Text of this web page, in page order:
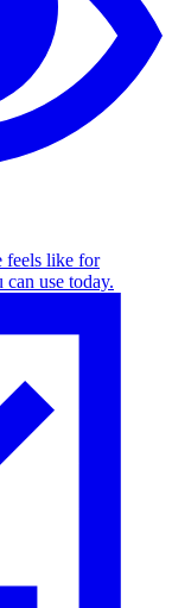
feels like for
use today.